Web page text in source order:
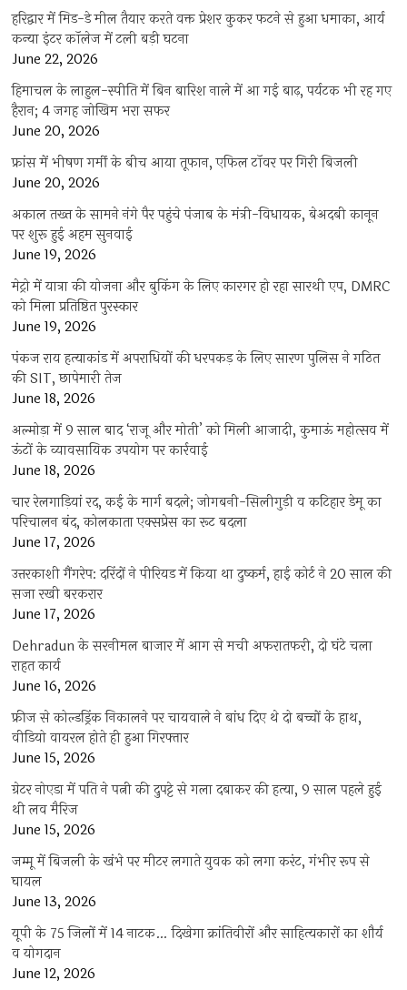
हरिद्वार में मिड-डे मील तैयार करते वक्त प्रेशर कुकर फटने से हुआ धमाका, आर्य
कन्या इंटर कॉलेज में टली बड़ी घटना
June 22, 2026
हिमाचल के लाहुल-स्पीति में बिन बारिश नाले में आ गई बाढ़, पर्यटक भी रह गए
हैरान; 4 जगह जोखिम भरा सफर
June 20, 2026
फ्रांस में भीषण गर्मी के बीच आया तूफान, एफिल टॉवर पर गिरी बिजली
June 20, 2026
अकाल तख्त के सामने नंगे पैर पहुंचे पंजाब के मंत्री-विधायक, बेअदबी कानून
पर शुरू हुई अहम सुनवाई
June 19, 2026
मेट्रो में यात्रा की योजना और बुकिंग के लिए कारगर हो रहा सारथी एप, DMRC
को मिला प्रतिष्ठित पुरस्कार
June 19, 2026
पंकज राय हत्याकांड में अपराधियों की धरपकड़ के लिए सारण पुलिस ने गठित
की SIT, छापेमारी तेज
June 18, 2026
अल्मोड़ा में 9 साल बाद ‘राजू और मोती’ को मिली आजादी, कुमाऊं महोत्सव में
ऊंटों के व्यावसायिक उपयोग पर कार्रवाई
June 18, 2026
चार रेलगाड़ियां रद, कई के मार्ग बदले; जोगबनी-सिलीगुड़ी व कटिहार डेमू का
परिचालन बंद, कोलकाता एक्सप्रेस का रूट बदला
June 17, 2026
उत्तरकाशी गैंगरेप: दरिंदों ने पीरियड में किया था दुष्कर्म, हाई कोर्ट ने 20 साल की
सजा रखी बरकरार
June 17, 2026
Dehradun के सरनीमल बाजार में आग से मची अफरातफरी, दो घंटे चला
राहत कार्य
June 16, 2026
फ्रीज से कोल्डड्रिंक निकालने पर चायवाले ने बांध दिए थे दो बच्चों के हाथ,
वीडियो वायरल होते ही हुआ गिरफ्तार
June 15, 2026
ग्रेटर नोएडा में पति ने पत्नी की दुपट्टे से गला दबाकर की हत्या, 9 साल पहले हुई
थी लव मैरिज
June 15, 2026
जम्मू में बिजली के खंभे पर मीटर लगाते युवक को लगा करंट, गंभीर रूप से
घायल
June 13, 2026
यूपी के 75 जिलों में 14 नाटक… दिखेगा क्रांतिवीरों और साहित्यकारों का शौर्य
व योगदान
June 12, 2026